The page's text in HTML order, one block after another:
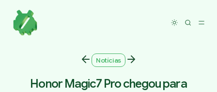
Toggle
Notícias
Honor Magic7 Pro chegou para